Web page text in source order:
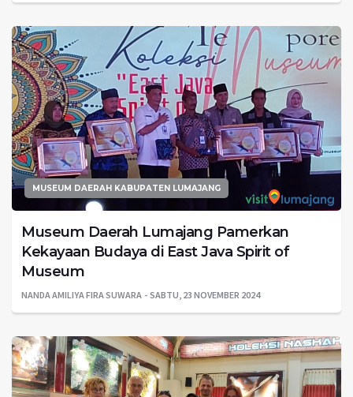
MUSEUM DAERAH KABUPATEN LUMAJANG
Museum Daerah Lumajang Pamerkan
Kekayaan Budaya di East Java Spirit of
Museum
NANDA AMILIYA FIRA SUWARA SABTU, 23 NOVEMBER 2024